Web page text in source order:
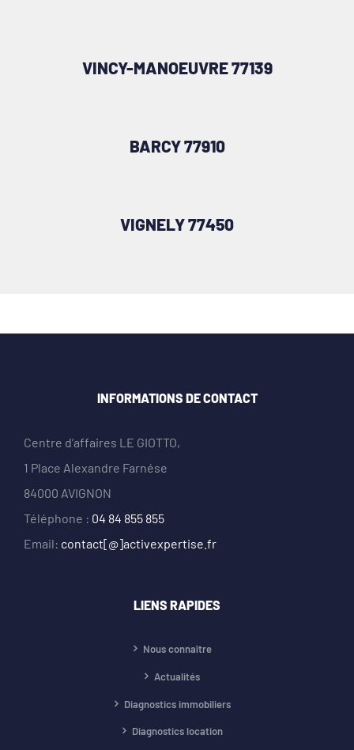
VINCY-MANOEUVRE 77139
BARCY 77910
VIGNELY 77450
INFORMATIONS DE CONTACT
Centre d’affaires LE GIOTTO,
1 Place Alexandre Farnése
84000 AVIGNON
Téléphone : 04 84 855 855
Email: contact[@]activexpertise.fr
LIENS RAPIDES
Nous connaître
Actualités
Diagnostics immobiliers
Diagnostics location